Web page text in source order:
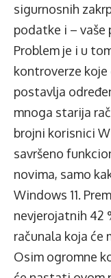
sigurnosnih
podatke i – vaše
Problem je i u
kontroverze
postavlja
mnoga starija
brojni korisnici
savršeno
novima, samo
Windows 11.
nevjerojatnih 42
računala koja će
Osim ogromne